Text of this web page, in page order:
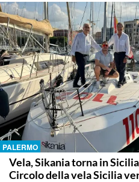
PALERMO
Vela, Sikania torna in
Circolo della vela Sicilia